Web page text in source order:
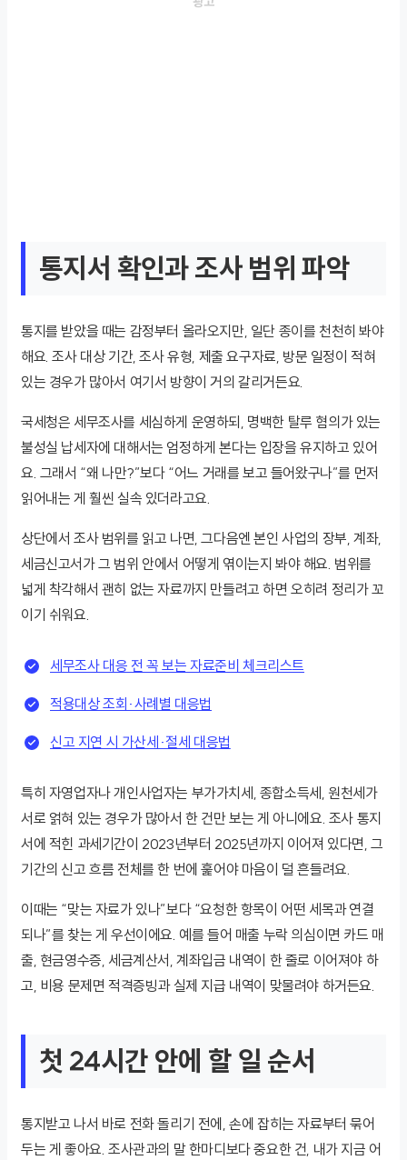
통지서 확인과 조사 범위 파악
통지를 받았을 때는 감정부터 올라오지만, 일단 종이를 천천히 봐야
해요. 조사 대상 기간, 조사 유형, 제출 요구자료, 방문 일정이 적혀
있는 경우가 많아서 여기서 방향이 거의 갈리거든요.
국세청은 세무조사를 세심하게 운영하되, 명백한 탈루 혐의가 있는
불성실 납세자에 대해서는 엄정하게 본다는 입장을 유지하고 있어
요. 그래서 “왜 나만?”보다 “어느 거래를 보고 들어왔구나”를 먼저
읽어내는 게 훨씬 실속 있더라고요.
상단에서 조사 범위를 읽고 나면, 그다음엔 본인 사업의 장부, 계좌,
세금신고서가 그 범위 안에서 어떻게 엮이는지 봐야 해요. 범위를
넓게 착각해서 괜히 없는 자료까지 만들려고 하면 오히려 정리가 꼬
이기 쉬워요.
세무조사 대응 전 꼭 보는 자료준비 체크리스트
적용대상 조회·사례별 대응법
신고 지연 시 가산세·절세 대응법
특히 자영업자나 개인사업자는 부가가치세, 종합소득세, 원천세가
서로 얽혀 있는 경우가 많아서 한 건만 보는 게 아니에요. 조사 통지
서에 적힌 과세기간이 2023년부터 2025년까지 이어져 있다면, 그
기간의 신고 흐름 전체를 한 번에 훑어야 마음이 덜 흔들려요.
이때는 “맞는 자료가 있나”보다 “요청한 항목이 어떤 세목과 연결
되나”를 찾는 게 우선이에요. 예를 들어 매출 누락 의심이면 카드 매
출, 현금영수증, 세금계산서, 계좌입금 내역이 한 줄로 이어져야 하
고, 비용 문제면 적격증빙과 실제 지급 내역이 맞물려야 하거든요.
첫 24시간 안에 할 일 순서
통지받고 나서 바로 전화 돌리기 전에, 손에 잡히는 자료부터 묶어
두는 게 좋아요. 조사관과의 말 한마디보다 중요한 건, 내가 지금 어